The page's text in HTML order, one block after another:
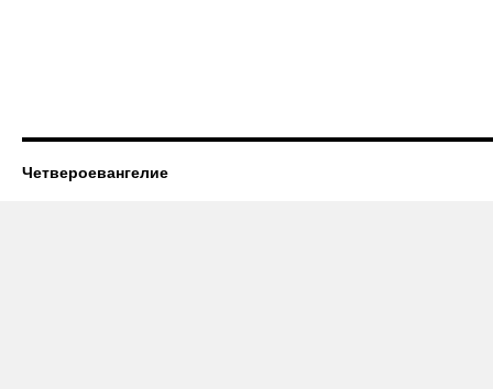
Четвероевангелие